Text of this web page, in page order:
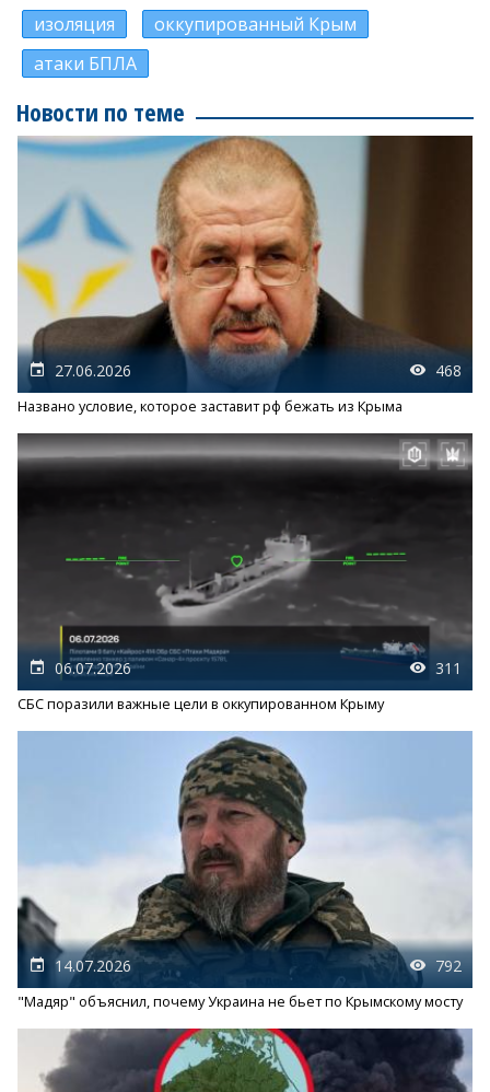
изоляция
оккупированный Крым
атаки БПЛА
Новости по теме
27.06.2026 468
Названо условие, которое заставит рф бежать из Крыма
06.07.2026 311
СБС поразили важные цели в оккупированном Крыму
14.07.2026 792
"Мадяр" объяснил, почему Украина не бьет по Крымскому мосту